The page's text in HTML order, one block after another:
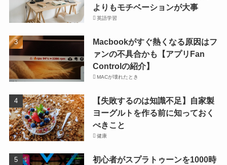
よりもモチベーションが大事
英語学習
Macbookがすぐ熱くなる原因はフ
ァンの不具合かも【アプリFan
Controlの紹介】
MACが壊れたとき
【失敗するのは知識不足】自家製
ヨーグルトを作る前に知っておく
べきこと
健康
初心者がスプラトゥーンを1000時